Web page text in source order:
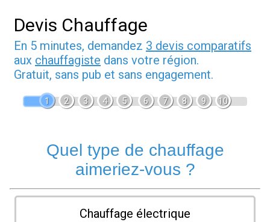
Devis Chauffage
En 5 minutes, demandez 3 devis comparatifs
aux chauffagiste dans votre région.
Gratuit, sans pub et sans engagement.
1 2 3 4 5 6 7 8 9 10
Quel type de chauffage
aimeriez-vous ?
Chauffage électrique